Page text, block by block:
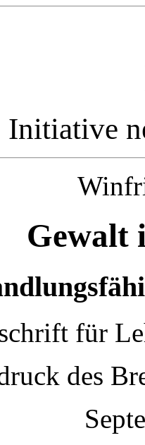
Initiative
Gewalt
für
des